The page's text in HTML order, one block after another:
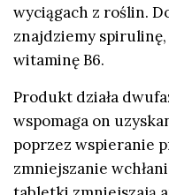
wyciągach z roślin.
znajdziemy
witaminę B6.
Produkt działa
wspomaga on
poprzez wspieranie
zmniejszanie